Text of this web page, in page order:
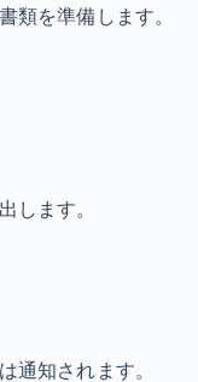
類を準備します。
します。
通知されます。